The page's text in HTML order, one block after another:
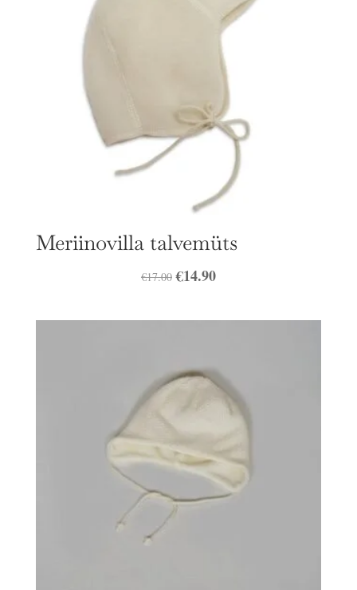
Meriinovilla talvemüts
€17.00 Algne
oli:
€14.90Praegune
on: